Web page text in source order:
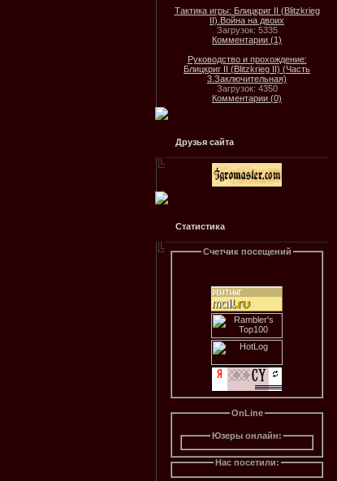
Тактика игры: Блицкриг II (Blitzkrieg
II).Война на двоих
Загрузок: 5335
Комментарии (1)
Руководство и прохождение:
Блицкриг II (Blitzkrieg II) (Часть
3.Заключительная)
Загрузок: 4350
Комментарии (0)
Друзья сайта
Статистика
Счетчик посещений
OnLine
Юзеры онлайн:
Нас посетили: